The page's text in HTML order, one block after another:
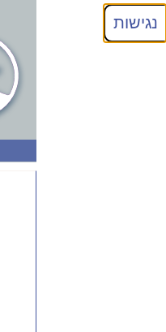
נגישות